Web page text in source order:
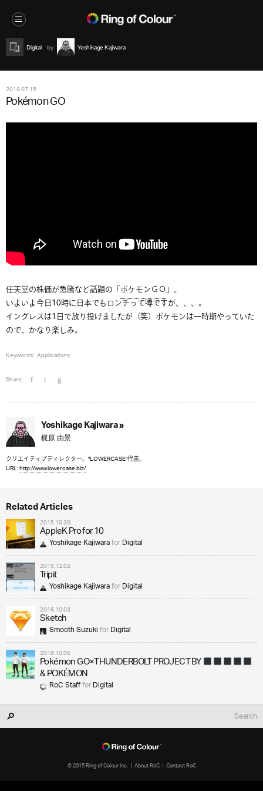
Digital Yoshikage Kajiwara
2016.07.15
Pokémon GO
任天堂の株価が急騰など話題の「ポケモンＧＯ」。
いよいよ今日10時に日本でもロンチって噂ですが、、、。
イングレスは1日で放り投げましたが（笑）ポケモンは一時期やっていた
ので、かなり楽しみ。
Keywords: Applications
Share:
Yoshikage Kajiwara »
梶原 由景
クリエイティブディレクター。"LOWERCASE"代表。
URL:http://www.lowercase.biz/
Related Articles
2015.10.30
AppleK Pro for 10
Yoshikage KajiwaraforDigital
2015.12.02
Tripit
Yoshikage KajiwaraforDigital
2016.10.03
Sketch
Smooth SuzukiforDigital
2018.10.06
Pokémon GO×THUNDERBOLT PROJECT BY
& POKÉMON
RoC StaffforDigital
© 2015 Ring of Colour Inc. About RoC Contact RoC